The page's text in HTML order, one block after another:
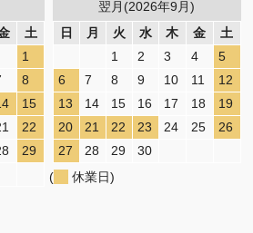
土
1
8
15
22
29
翌月(2026年9月)
日
月 火 水 木 金
土
1
2 3 4
5
6
7 8 9 10 11
12
13
14 15 16 17 18
19
20
21 22 23 24 25
26
27
28 29
30
(
休業日)